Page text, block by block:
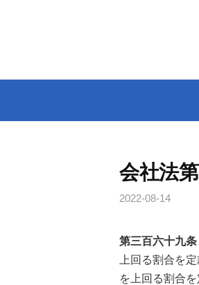
ツ
ス
会社法
2022-08-14
第三百六十九条
上回る割合を
を上回る割合